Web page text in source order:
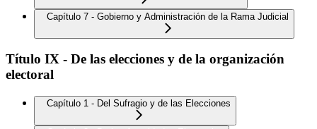
Capítulo 7 - Gobierno y Administración de la Rama Judicial
Título IX - De las elecciones y de la organización
electoral
Capítulo 1 - Del Sufragio y de las Elecciones